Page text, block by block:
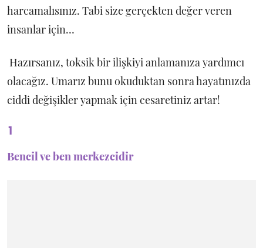
harcamalısınız. Tabi size gerçekten değer veren
insanlar için…
Hazırsanız, toksik bir ilişkiyi anlamanıza yardımcı
olacağız. Umarız bunu okuduktan sonra hayatınızda
ciddi değişikler yapmak için cesaretiniz artar!
1
Bencil ve ben merkezcidir